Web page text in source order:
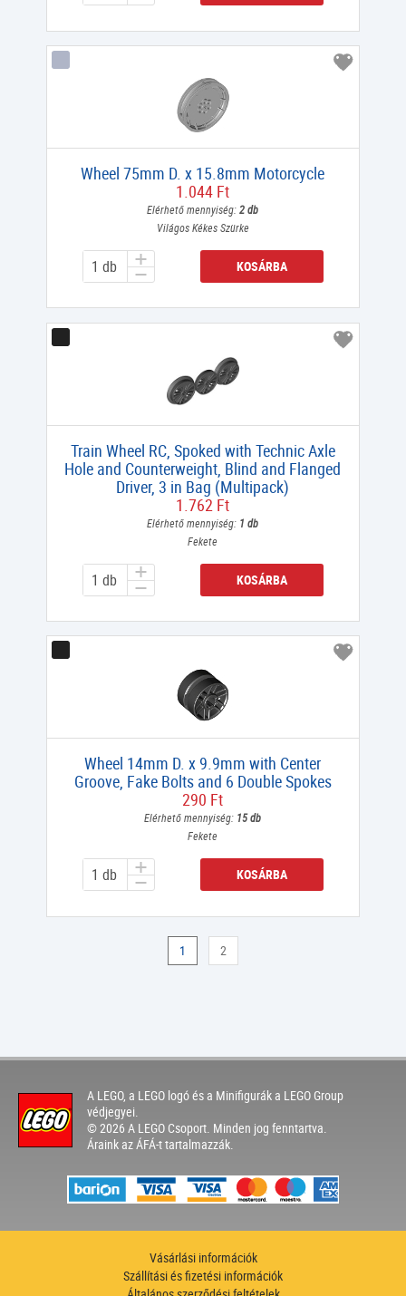
Wheel 75mm D. x 15.8mm Motorcycle
1.044 Ft
Elérhető mennyiség:2 db
Világos Kékes Szürke
KOSÁRBA
Train Wheel RC, Spoked with Technic Axle
Hole and Counterweight, Blind and Flanged
Driver, 3 in Bag (Multipack)
1.762 Ft
Elérhető mennyiség: 1 db
Fekete
KOSÁRBA
Wheel 14mm D. x 9.9mm with Center
Groove, Fake Bolts and 6 Double Spokes
290 Ft
Elérhető mennyiség: 15 db
Fekete
KOSÁRBA
1 2
A LEGO, a LEGO logó és a Minifigurák a LEGO Group
védjegyei.
© 2026 A LEGO Csoport. Minden jog fenntartva.
Áraink az ÁFÁ-t tartalmazzák.
Vásárlási információk
Szállítási és fizetési információk